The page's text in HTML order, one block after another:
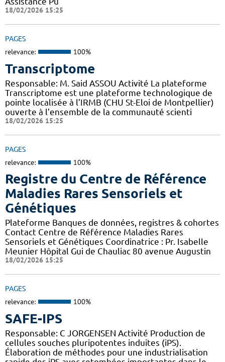
18/02/2026 15:25
PAGES
relevance: 100%
Transcriptome
Responsable: M. Said ASSOU Activité La plateforme
Transcriptome est une plateforme technologique de
pointe localisée à l’IRMB (CHU St-Eloi de Montpellier)
ouverte à l’ensemble de la communauté scienti
18/02/2026 15:25
PAGES
relevance: 100%
Registre du Centre de Référence
Maladies Rares Sensoriels et
Génétiques
Plateforme Banques de données, registres & cohortes
Contact Centre de Référence Maladies Rares
Sensoriels et Génétiques Coordinatrice : Pr. Isabelle
Meunier Hôpital Gui de Chauliac 80 avenue Augustin
18/02/2026 15:25
PAGES
relevance: 100%
SAFE-IPS
Responsable: C JORGENSEN Activité Production de
cellules souches pluripotentes induites (iPS).
Élaboration de méthodes pour une industrialisation